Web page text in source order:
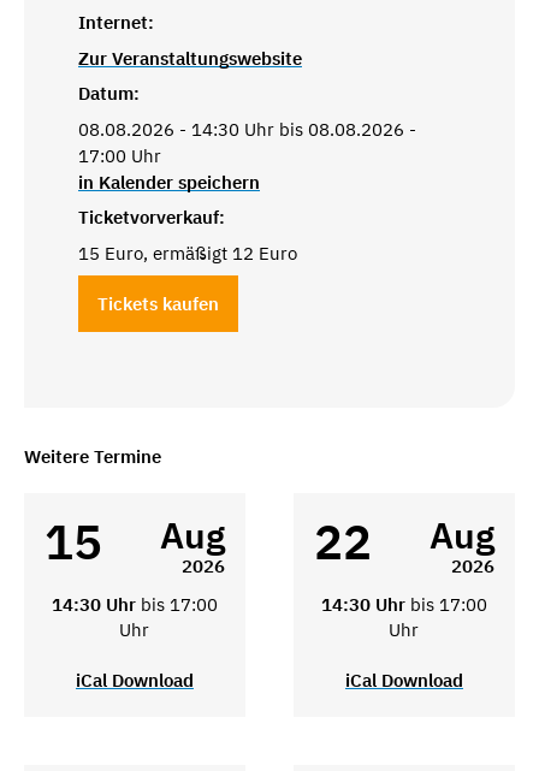
Internet:
Zur Veranstaltungswebsite
Datum:
08.08.2026 - 14:30 Uhr bis 08.08.2026 -
17:00 Uhr
in Kalender speichern
Ticketvorverkauf:
15 Euro, ermäßigt 12 Euro
Tickets kaufen
Weitere Termine
15 Aug
2026
14:30 Uhr bis 17:00
Uhr
iCal Download
22 Aug
2026
14:30 Uhr bis 17:00
Uhr
iCal Download